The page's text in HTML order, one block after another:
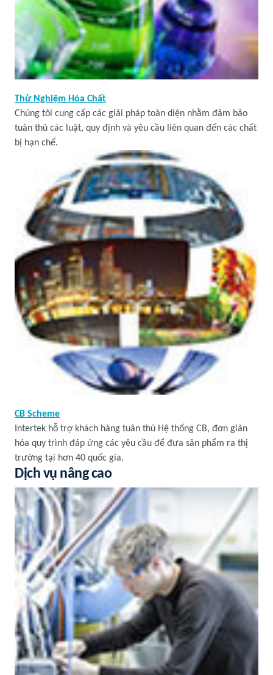
Thử Nghiệm Hóa Chất
Chúng tôi cung cấp các giải pháp toàn diện nhằm đảm bảo
tuân thủ các luật, quy định và yêu cầu liên quan đến các chất
bị hạn chế.
CB Scheme
Intertek hỗ trợ khách hàng tuân thủ Hệ thống CB, đơn giản
hóa quy trình đáp ứng các yêu cầu để đưa sản phẩm ra thị
trường tại hơn 40 quốc gia.
Dịch vụ nâng cao